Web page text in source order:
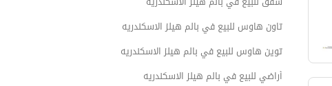
تاون هاوس للبيع في بالم هيلز الاسكندريه
توين هاوس للبيع في بالم هيلز الاسكندريه
أراضي للبيع في بالم هيلز الاسكندريه